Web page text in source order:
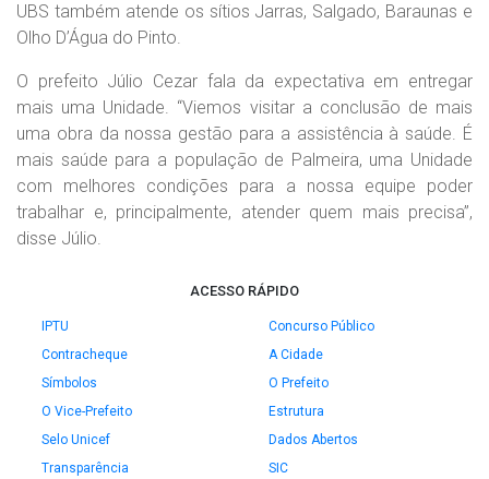
UBS também atende os sítios Jarras, Salgado, Baraunas e
Olho D’Água do Pinto.
O prefeito Júlio Cezar fala da expectativa em entregar
mais uma Unidade. “Viemos visitar a conclusão de mais
uma obra da nossa gestão para a assistência à saúde. É
mais saúde para a população de Palmeira, uma Unidade
com melhores condições para a nossa equipe poder
trabalhar e, principalmente, atender quem mais precisa”,
disse Júlio.
ACESSO RÁPIDO
IPTU
Concurso Público
Contracheque
A Cidade
Símbolos
O Prefeito
O Vice-Prefeito
Estrutura
Selo Unicef
Dados Abertos
Transparência
SIC